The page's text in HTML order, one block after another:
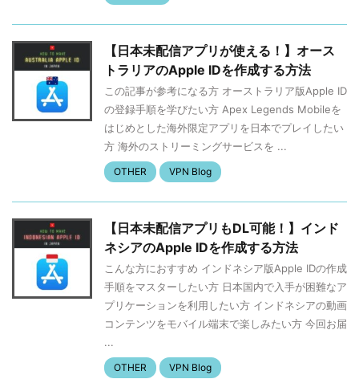
【日本未配信アプリが使える！】オース
トラリアのApple IDを作成する方法
この記事が参考になる方 オーストラリア版Apple ID
の登録手順を学びたい方 Apex Legends Mobileを
はじめとした海外限定アプリを日本でプレイしたい
方 海外のストリーミングサービスを ...
OTHER VPN Blog
【日本未配信アプリもDL可能！】インド
ネシアのApple IDを作成する方法
こんな方におすすめ インドネシア版Apple IDの作成
手順をマスターしたい方 日本国内で入手が困難なア
プリケーションを利用したい方 インドネシアの動画
コンテンツをモバイル端末で楽しみたい方 今回お届
...
OTHER VPN Blog